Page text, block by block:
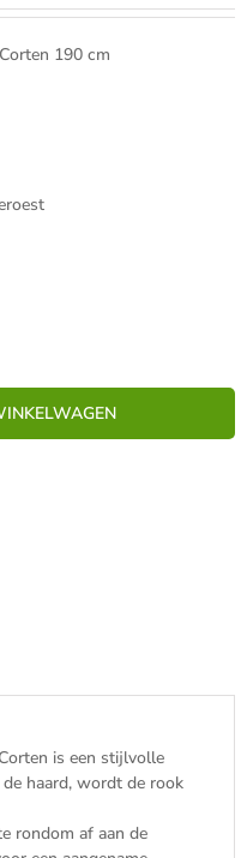
190 cm
is een stijlvolle
haard, wordt de rook
rondom af aan de